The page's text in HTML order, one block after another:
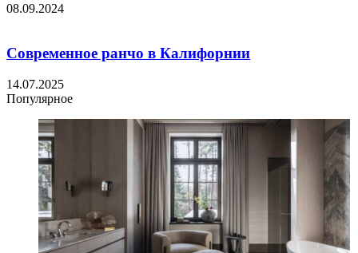
08.09.2024
Современное ранчо в Калифорнии
14.07.2025
Популярное